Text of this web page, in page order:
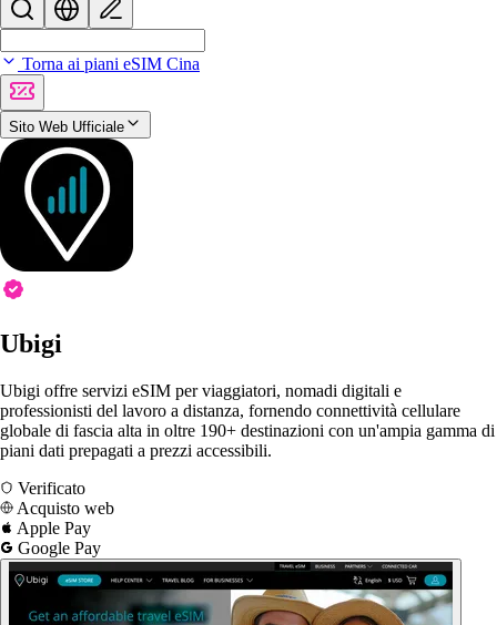
Torna ai piani eSIM Cina
Sito Web Ufficiale
Ubigi
Ubigi offre servizi eSIM per viaggiatori, nomadi digitali e
professionisti del lavoro a distanza, fornendo connettività cellulare
globale di fascia alta in oltre 190+ destinazioni con un'ampia gamma di
piani dati prepagati a prezzi accessibili.
Verificato
Acquisto web
Apple Pay
Google Pay